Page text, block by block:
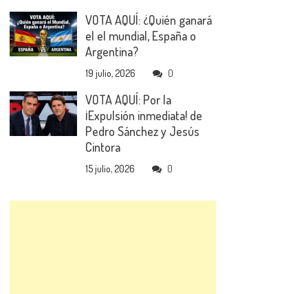
VOTA AQUÍ: ¿Quién ganará
el el mundial, España o
Argentina?
19 julio, 2026 0
VOTA AQUÍ: Por la
¡Expulsión inmediata! de
Pedro Sánchez y Jesús
Cintora
15 julio, 2026 0